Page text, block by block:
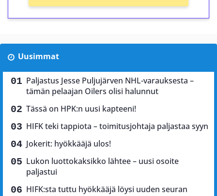
Uusimmat
Paljastus Jesse Puljujärven NHL-varauksesta –
tämän pelaajan Oilers olisi halunnut
Tässä on HPK:n uusi kapteeni!
HIFK teki tappiota – toimitusjohtaja paljastaa syyn
Jokerit: hyökkääjä ulos!
Lukon luottokaksikko lähtee – uusi osoite
paljastui
HIFK:sta tuttu hyökkääjä löysi uuden seuran